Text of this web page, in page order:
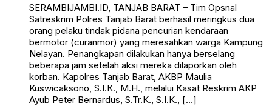
SERAMBIJAMBI.ID, TANJAB BARAT – Tim Opsnal
Satreskrim Polres Tanjab Barat berhasil meringkus dua
orang pelaku tindak pidana pencurian kendaraan
bermotor (curanmor) yang meresahkan warga Kampung
Nelayan. Penangkapan dilakukan hanya berselang
beberapa jam setelah aksi mereka dilaporkan oleh
korban. Kapolres Tanjab Barat, AKBP Maulia
Kuswicaksono, S.I.K., M.H., melalui Kasat Reskrim AKP
Ayub Peter Bernardus, S.Tr.K., S.I.K., […]